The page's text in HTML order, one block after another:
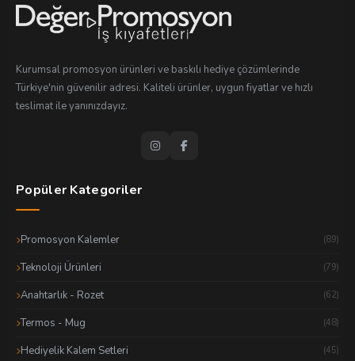
Kurumsal promosyon ürünleri ve baskılı hediye çözümlerinde
Türkiye'nin güvenilir adresi. Kaliteli ürünler, uygun fiyatlar ve hızlı
teslimat ile yanınızdayız.
Popüler Kategoriler
Promosyon Kalemler (89)
Teknoloji Ürünleri (79)
Anahtarlık - Rozet (62)
Termos - Mug (48)
Hediyelik Kalem Setleri (45)